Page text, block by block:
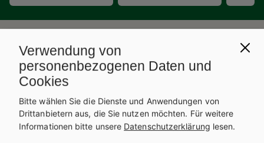
P
d
n
V
e
Verwendung von
personenbezogenen Daten und
Cookies
Bitte wählen Sie die Dienste und Anwendungen von
Drittanbietern aus, die Sie nutzen möchten. Für weitere
Informationen bitte unsere Datenschutzerklärung lesen.